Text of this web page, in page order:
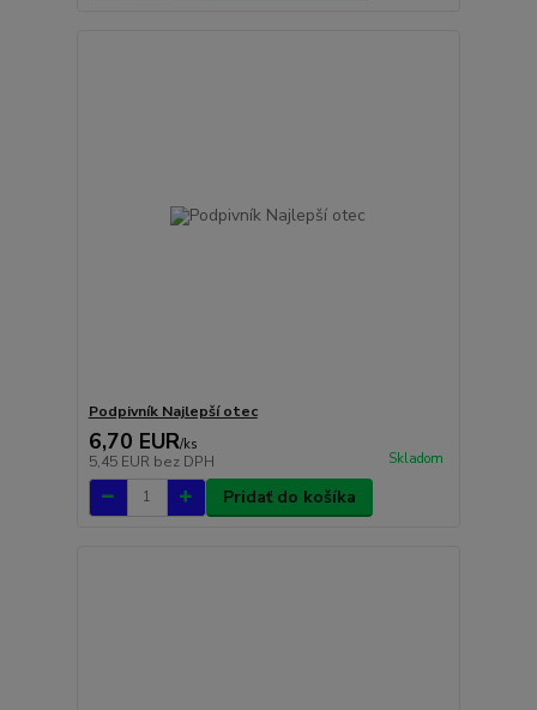
Podpivník Najlepší otec
6,70 EUR/ks
5,45 EUR bez DPH Skladom
Pridať do košíka